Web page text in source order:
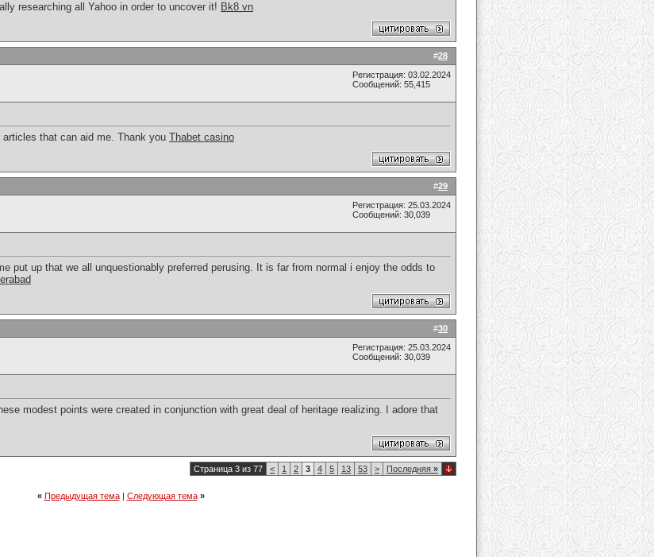
researching all Yahoo in order to uncover it! Bk8 vn
#28
Регистрация: 03.02.2024
Сообщений: 55,415
that can aid me. Thank you Thabet casino
#29
Регистрация: 25.03.2024
Сообщений: 30,039
put up that we all unquestionably preferred perusing. It is far from normal i enjoy the odds to
#30
Регистрация: 25.03.2024
Сообщений: 30,039
modest points were created in conjunction with great deal of heritage realizing. I adore that
Страница 3 из 77 < 1 2 3 4 5 13 53 > Последняя »
« Предыдущая тема| Следующая тема »